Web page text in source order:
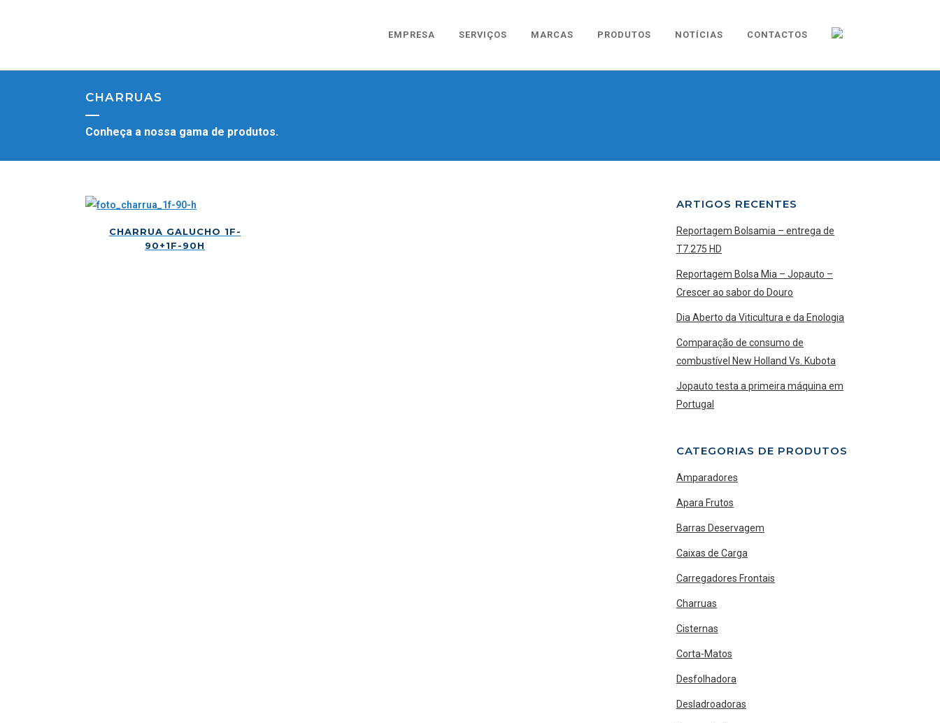
EMPRESA SERVIÇOS MARCAS PRODUTOS NOTÍCIAS CONTACTOS
CHARRUAS
Conheça a nossa gama de produtos.
CHARRUA GALUCHO 1F-
90+1F-90H
ARTIGOS RECENTES
Reportagem Bolsamia – entrega de
T7.275 HD
Reportagem Bolsa Mia – Jopauto –
Crescer ao sabor do Douro
Dia Aberto da Viticultura e da Enologia
Comparação de consumo de
combustível New Holland Vs. Kubota
Jopauto testa a primeira máquina em
Portugal
CATEGORIAS DE PRODUTOS
Amparadores
Apara Frutos
Barras Deservagem
Caixas de Carga
Carregadores Frontais
Charruas
Cisternas
Corta-Matos
Desfolhadora
Desladroadoras